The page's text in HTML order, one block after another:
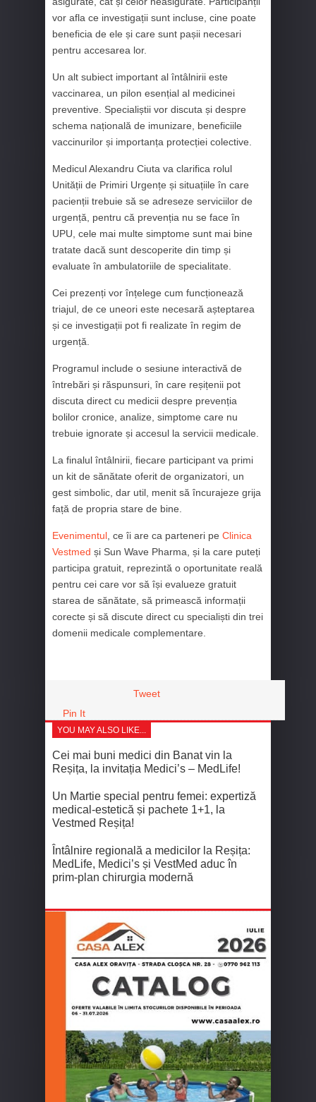
vor afla ce investigații sunt incluse, cine poate
beneficia de ele și care sunt pașii necesari
pentru accesarea lor.
Un alt subiect important al întâlnirii este
vaccinarea, un pilon esențial al medicinei
preventive. Specialiștii vor discuta și despre
schema națională de imunizare, beneficiile
vaccinurilor și importanța protecției colective.
Medicul Alexandru Ciuta va clarifica rolul
Unității de Primiri Urgențe și situațiile în care
pacienții trebuie să se adreseze serviciilor de
urgență, pentru că prevenția nu se face în
UPU, cele mai multe simptome sunt mai bine
tratate dacă sunt descoperite din timp și
evaluate în ambulatoriile de specialitate.
Cei prezenți vor înțelege cum funcționează
triajul, de ce uneori este necesară așteptarea
și ce investigații pot fi realizate în regim de
urgență.
Programul include o sesiune interactivă de
întrebări și răspunsuri, în care reșițenii pot
discuta direct cu medicii despre prevenția
bolilor cronice, analize, simptome care nu
trebuie ignorate și accesul la servicii medicale.
La finalul întâlnirii, fiecare participant va primi
un kit de sănătate oferit de organizatori, un
gest simbolic, dar util, menit să încurajeze grija
față de propria stare de bine.
Evenimentul , ce îi are ca parteneri pe Clinica
Vestmed și Sun Wave Pharma, și la care puteți
participa gratuit, reprezintă o oportunitate reală
pentru cei care vor să își evalueze gratuit
starea de sănătate, să primească informații
corecte și să discute direct cu specialiști din trei
domenii medicale complementare.
Tweet
Pin It
YOU MAY ALSO LIKE...
Cei mai buni medici din Banat vin la
Reșița, la invitația Medici’s – MedLife!
Un Martie special pentru femei: expertiză
medical‑estetică și pachete 1+1, la
Vestmed Reșița!
Întâlnire regională a medicilor la Reșița:
MedLife, Medici’s și VestMed aduc în
prim‑plan chirurgia modernă